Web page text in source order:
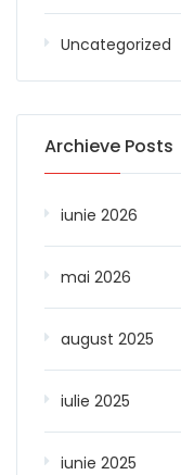
Uncategorized
Archieve Posts
iunie 2026
mai 2026
august 2025
iulie 2025
iunie 2025